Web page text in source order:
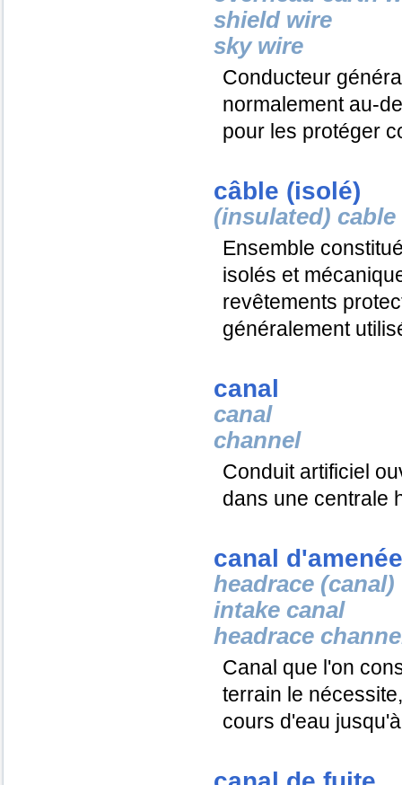
shield wire
sky wire
Conducteur
normalement au-
pour les protéger
câble (isolé)
(insulated) cable
Ensemble
isolés et
revêtements
généralement
canal
canal
channel
Conduit artificiel
dans une centrale
canal d'amenée
headrace (canal)
intake canal
headrace
Canal que l'on
terrain le
cours d'eau